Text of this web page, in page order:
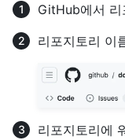
GitHub에서 리
리포지토리 이
리포지토리에